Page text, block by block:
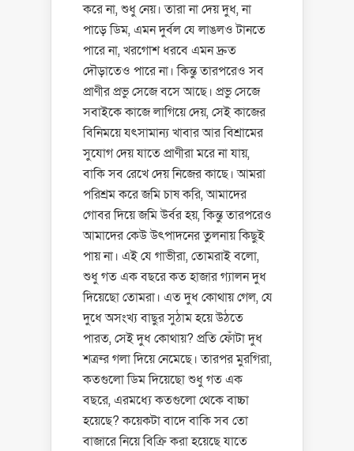
করে না, শুধু নেয়। তারা না দেয় দুধ, না
পাড়ে ডিম, এমন দুর্বল যে লাঙলও টানতে
পারে না, খরগোশ ধরবে এমন দ্রুত
দৌড়াতেও পারে না। কিন্তু তারপরেও সব
প্রাণীর প্রভু সেজে বসে আছে। প্রভু সেজে
সবাইকে কাজে লাগিয়ে দেয়, সেই কাজের
বিনিময়ে যৎসামান্য খাবার আর বিশ্রামের
সুযোগ দেয় যাতে প্রাণীরা মরে না যায়,
বাকি সব রেখে দেয় নিজের কাছে। আমরা
পরিশ্রম করে জমি চাষ করি, আমাদের
গোবর দিয়ে জমি উর্বর হয়, কিন্তু তারপরেও
আমাদের কেউ উৎপাদনের তুলনায় কিছুই
পায় না। এই যে গাভীরা, তোমরাই বলো,
শুধু গত এক বছরে কত হাজার গ্যালন দুধ
দিয়েছো তোমরা। এত দুধ কোথায় গেল, যে
দুধে অসংখ্য বাছুর সুঠাম হয়ে উঠতে
পারত, সেই দুধ কোথায়? প্রতি ফোঁটা দুধ
শত্রুর গলা দিয়ে নেমেছে। তারপর মুরগিরা,
কতগুলো ডিম দিয়েছো শুধু গত এক
বছরে, এরমধ্যে কতগুলো থেকে বাচ্চা
হয়েছে? কয়েকটা বাদে বাকি সব তো
বাজারে নিয়ে বিক্রি করা হয়েছে যাতে